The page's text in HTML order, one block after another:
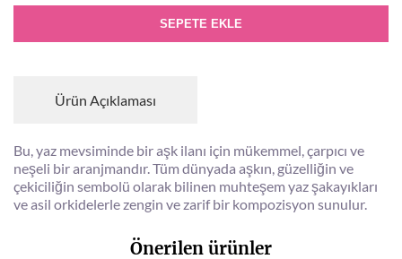
SEPETE EKLE
Ürün Açıklaması
Bu, yaz mevsiminde bir aşk ilanı için mükemmel, çarpıcı ve
neşeli bir aranjmandır. Tüm dünyada aşkın, güzelliğin ve
çekiciliğin sembolü olarak bilinen muhteşem yaz şakayıkları
ve asil orkidelerle zengin ve zarif bir kompozisyon sunulur.
Önerilen ürünler